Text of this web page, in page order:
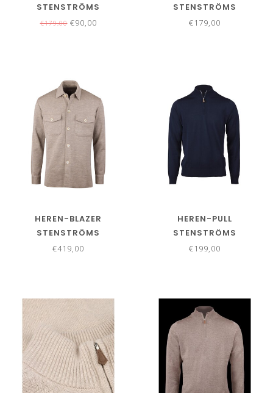
STENSTRÖMS
€179,00€90,00
STENSTRÖMS
€179,00
HEREN-BLAZER
STENSTRÖMS
€419,00
HEREN-PULL
STENSTRÖMS
€199,00